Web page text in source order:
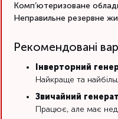
Комп’ютеризоване
Неправильне резервне
Рекомендовані
Інверторний
Найкраще та
Звичайний
Працює, але має